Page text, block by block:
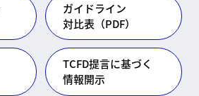
ガイドライン
対比表（PDF）
TCFD提言に基づく
情報開示